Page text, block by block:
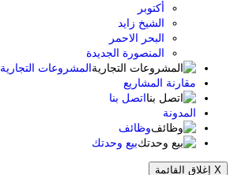
أكتوبر
الشيخ زايد
البحر الاحمر
المنصورة الجديدة
المشروعات التجارية
مقارنة المشاريع
اتصل بنا
المدونة
وظائف
بيع وحدتك
X إغلاق القائمة